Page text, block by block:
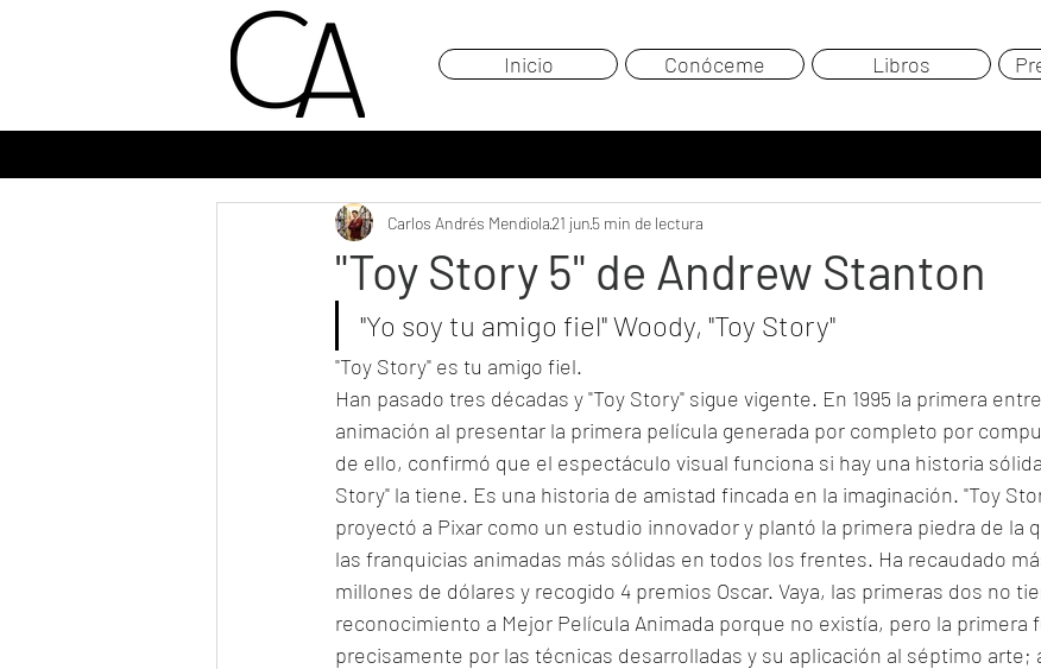
Inicio Conóceme Libros
"Toy Story 5" de Andrew Stanton
Carlos Andrés Mendiola21 jun5 min de lectura
"Yo soy tu amigo fiel" Woody, "Toy Story"
"Toy Story" es tu amigo fiel.
Han pasado tres décadas y "Toy Story" sigue vigente. En 1995 la primera
animación al presentar la primera película generada por completo por
de ello, confirmó que el espectáculo visual funciona si hay una historia
Story" la tiene. Es una historia de amistad fincada en la imaginación. "Toy
proyectó a Pixar como un estudio innovador y plantó la primera piedra de la
las franquicias animadas más sólidas en todos los frentes. Ha recaudado
millones de dólares y recogido 4 premios Oscar. Vaya, las primeras dos no
reconocimiento a Mejor Película Animada porque no existía, pero la primera
precisamente por las técnicas desarrolladas y su aplicación al séptimo arte;